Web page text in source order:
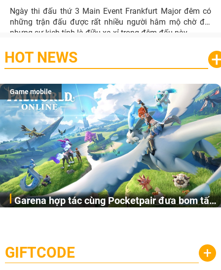
Ngày thi đấu thứ 3 Main Event Frankfurt Major đêm có
những trận đấu được rất nhiều người hâm mộ chờ đợi
nhưng sự kịch tính là điều xa xỉ trong đêm đấu này.
HOT NEWS
Game mobile
Garena hợp tác cùng Pocketpair đưa bom tấn
cầu, theo giấy phép chính thức từ công ty game Nhật Bản
Pocketpair, Inc.
GIFTCODE +